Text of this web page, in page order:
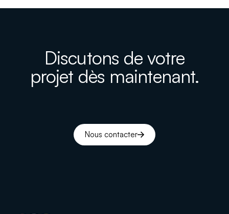
Discutons de votre
projet dès maintenant.
Nous contacter